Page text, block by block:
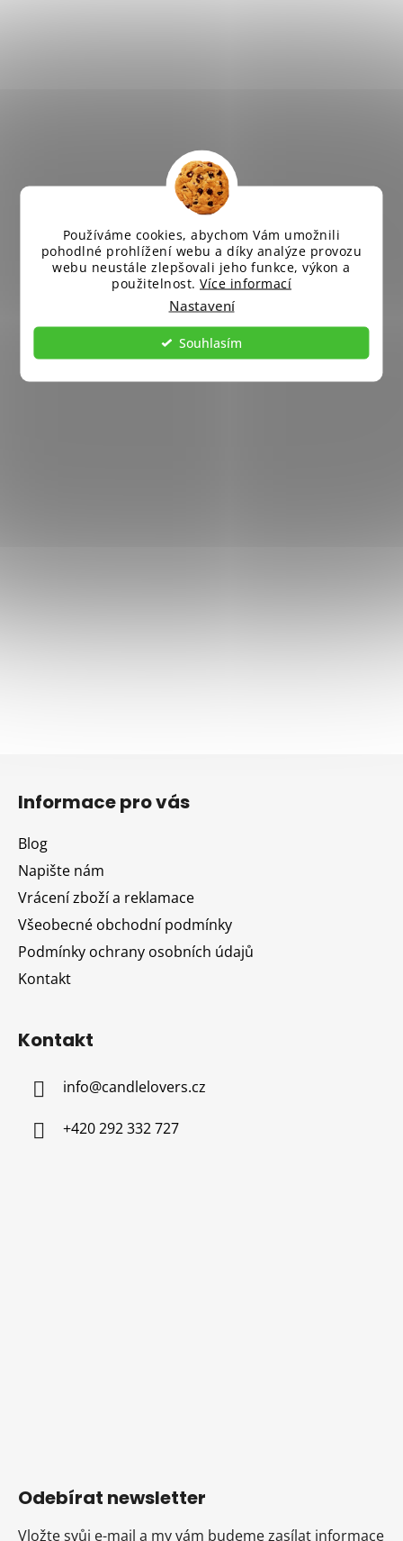
Používáme cookies, abychom Vám umožnili
pohodlné prohlížení webu a díky analýze provozu
webu neustále zlepšovali jeho funkce, výkon a
použitelnost. Více informací
Nastavení
Souhlasím
Informace pro vás
Blog
Napište nám
Vrácení zboží a reklamace
Všeobecné obchodní podmínky
Podmínky ochrany osobních údajů
Kontakt
Kontakt
info@candlelovers.cz
+420 292 332 727
Odebírat newsletter
Vložte svůj e-mail a my vám budeme zasílat informace